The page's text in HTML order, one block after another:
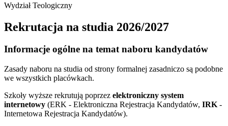
Wydział Teologiczny
Rekrutacja na studia 2026/2027
Informacje ogólne na temat naboru kandydatów
Zasady naboru na studia od strony formalnej zasadniczo są podobne
we wszystkich placówkach.
Szkoły wyższe rekrutują poprzez elektroniczny system
internetowy (ERK - Elektroniczna Rejestracja Kandydatów, IRK -
Internetowa Rejestracja Kandydatów).